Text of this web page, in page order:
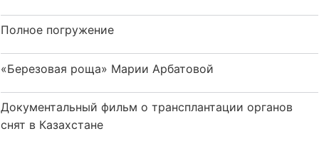
Полное погружение
«Березовая роща» Марии Арбатовой
Документальный фильм о трансплантации органов
снят в Казахстане